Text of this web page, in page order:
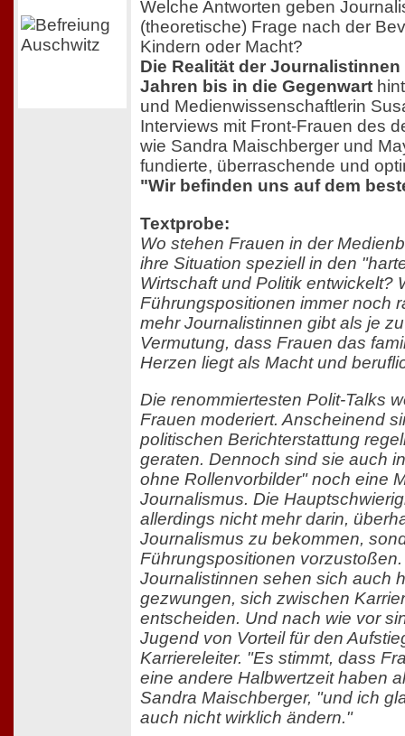
Welche Antworten geben
(theoretische) Frage nach der
Kindern oder Macht?
Die Realität der
Jahren bis in die Gegenwart
und Medienwissenschaftlerin
Interviews mit Front-Frauen des
wie Sandra Maischberger und
fundierte, überraschende und
"Wir befinden uns auf dem
Textprobe:
Wo stehen Frauen in der
ihre Situation speziell in den
Wirtschaft und Politik entwickelt?
Führungspositionen immer noch
mehr Journalistinnen gibt als je
Vermutung, dass Frauen das
Herzen liegt als Macht und
Die renommiertesten Polit-Talks
Frauen moderiert. Anscheinend
politischen Berichterstattung
geraten. Dennoch sind sie auch
ohne Rollenvorbilder" noch eine
Journalismus. Die
allerdings nicht mehr darin,
Journalismus zu bekommen,
Führungspositionen
Journalistinnen sehen sich auch
gezwungen, sich zwischen
entscheiden. Und nach wie vor
Jugend von Vorteil für den
Karriereleiter. "Es stimmt, dass
eine andere Halbwertzeit haben
Sandra Maischberger, "und ich
auch nicht wirklich ändern."